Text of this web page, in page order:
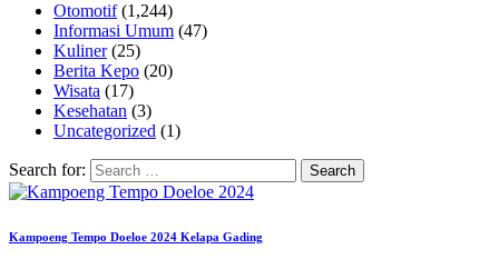
Otomotif(1,244)
Informasi Umum (47)
Kuliner(25)
Berita Kepo (20)
Wisata (17)
Kesehatan (3)
Uncategorized (1)
Search for:
Kampoeng Tempo Doeloe 2024 Kelapa Gading